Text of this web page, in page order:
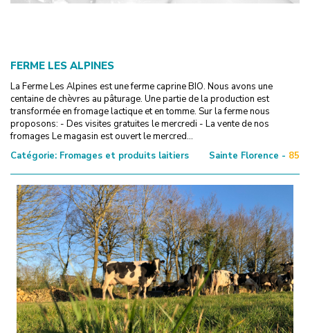
FERME LES ALPINES
La Ferme Les Alpines est une ferme caprine BIO. Nous avons une
centaine de chèvres au pâturage. Une partie de la production est
transformée en fromage lactique et en tomme. Sur la ferme nous
proposons: - Des visites gratuites le mercredi - La vente de nos
fromages Le magasin est ouvert le mercred...
Catégorie: Fromages et produits laitiers Sainte Florence - 85